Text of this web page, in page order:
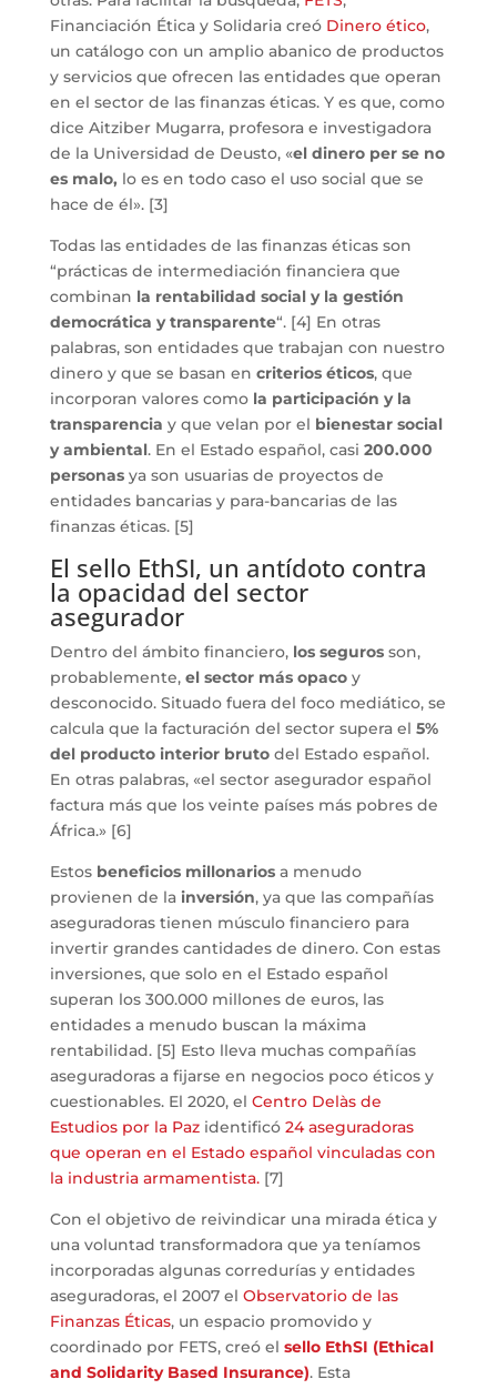
Financiación Ética y Solidaria creó Dinero ético,
un catálogo con un amplio abanico de productos
y servicios que ofrecen las entidades que operan
en el sector de las finanzas éticas. Y es que, como
dice Aitziber Mugarra, profesora e investigadora
de la Universidad de Deusto, «el dinero per se no
es malo, lo es en todo caso el uso social que se
hace de él». [3]
Todas las entidades de las finanzas éticas son
“prácticas de intermediación financiera que
combinan la rentabilidad social y la gestión
democrática y transparente“. [4] En otras
palabras, son entidades que trabajan con nuestro
dinero y que se basan en criterios éticos, que
incorporan valores como la participación y la
transparencia y que velan por el bienestar social
y ambiental. En el Estado español, casi 200.000
personasya son usuarias de proyectos de
entidades bancarias y para-bancarias de las
finanzas éticas. [5]
El sello EthSI, un antídoto contra
la opacidad del sector
asegurador
Dentro del ámbito financiero, los segurosson,
probablemente, el sector más opacoy
desconocido. Situado fuera del foco mediático, se
calcula que la facturación del sector supera el 5%
del producto interior brutodel Estado español.
En otras palabras, «el sector asegurador español
factura más que los veinte países más pobres de
África.» [6]
Estos beneficios millonariosa menudo
provienen de la inversión, ya que las compañías
aseguradoras tienen músculo financiero para
invertir grandes cantidades de dinero. Con estas
inversiones, que solo en el Estado español
superan los 300.000 millones de euros, las
entidades a menudo buscan la máxima
rentabilidad. [5] Esto lleva muchas compañías
aseguradoras a fijarse en negocios poco éticos y
cuestionables. El 2020, el Centro Delàs de
Estudios por la Pazidentificó 24 aseguradoras
que operan en el Estado español vinculadas con
la industria armamentista.[7]
Con el objetivo de reivindicar una mirada ética y
una voluntad transformadora que ya teníamos
incorporadas algunas corredurías y entidades
aseguradoras, el 2007 el Observatorio de las
Finanzas Éticas, un espacio promovido y
coordinado por FETS, creó el sello EthSI (Ethical
and Solidarity Based Insurance). Esta